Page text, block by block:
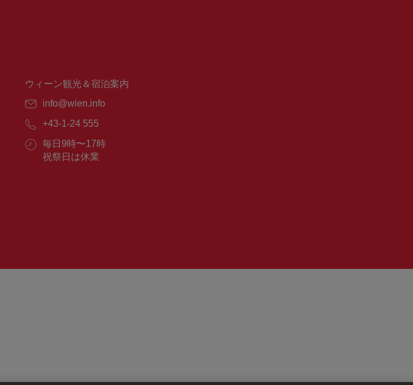
ウィーン観光＆宿泊案内
E
ー
ル：
info@wien.info
電
番
号：
+43-1-24 555
営
業
毎日9時〜17時
祝祭日は休業